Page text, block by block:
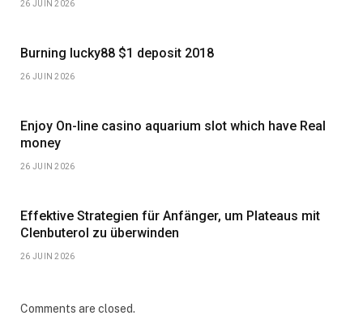
26 JUIN 2026
Burning lucky88 $1 deposit 2018
26 JUIN 2026
Enjoy On-line casino aquarium slot which have Real
money
26 JUIN 2026
Effektive Strategien für Anfänger, um Plateaus mit
Clenbuterol zu überwinden
26 JUIN 2026
Comments are closed.